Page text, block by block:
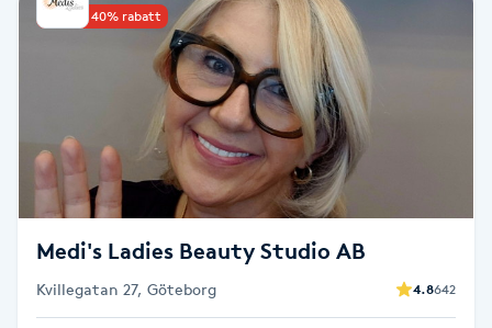
Navelpiercing
Ny frisyr
Olaplex
Olaplexbehandling
Upp till 40% rabatt
Medi's Ladies Beauty Studio AB
Kvillegatan 27, Göteborg 4.8642